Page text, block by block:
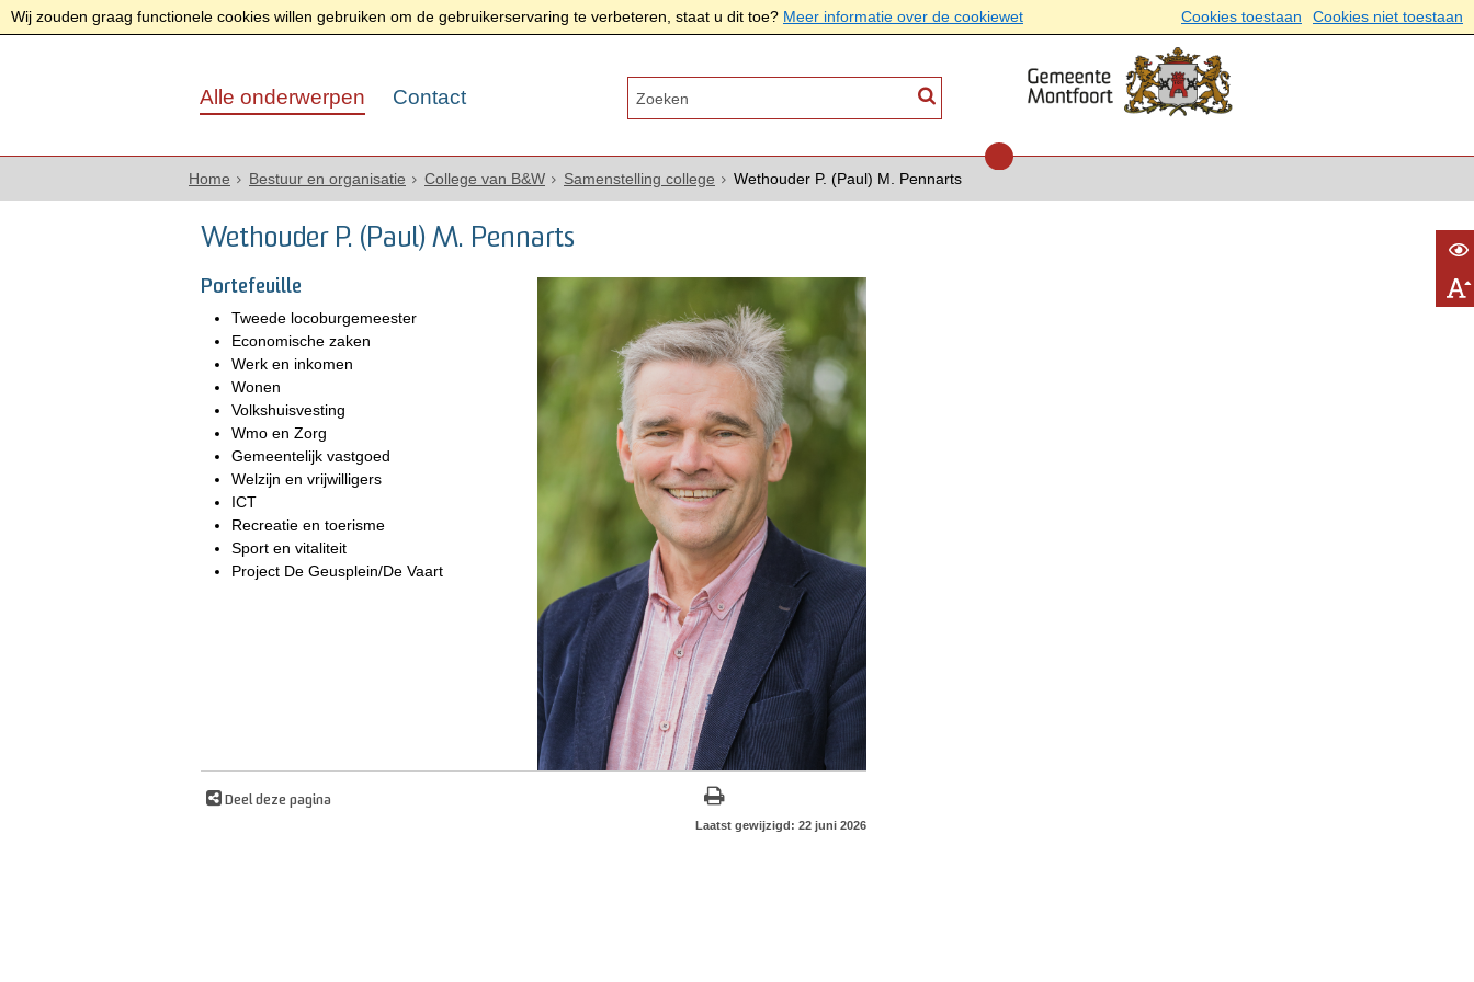
Wij zouden graag functionele cookies willen gebruiken om de gebruikerservaring te verbeteren, staat u dit toe? Meer informatie over de cookiewet Cookies toestaan Cookies niet toestaan
Alle onderwerpen Contact
Home Bestuur en organisatie College van B&W Samenstelling college Wethouder P. (Paul) M. Pennarts
Wethouder P. (Paul) M. Pennarts
Portefeuille
Tweede locoburgemeester
Economische zaken
Werk en inkomen
Wonen
Volkshuisvesting
Wmo en Zorg
Gemeentelijk vastgoed
Welzijn en vrijwilligers
ICT
Recreatie en toerisme
Sport en vitaliteit
Project De Geusplein/De Vaart
Deel deze pagina
Laatst gewijzigd: 22 juni 2026